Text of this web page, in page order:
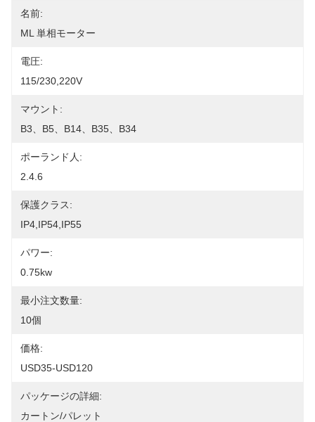
名前:
ML 単相モーター
電圧:
115/230,220V
マウント:
B3、B5、B14、B35、B34
ポーランド人:
2.4.6
保護クラス:
IP4,IP54,IP55
パワー:
0.75kw
最小注文数量:
10個
価格:
USD35-USD120
パッケージの詳細:
カートン/パレット